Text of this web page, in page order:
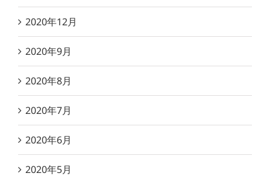
2020年12月
2020年9月
2020年8月
2020年7月
2020年6月
2020年5月